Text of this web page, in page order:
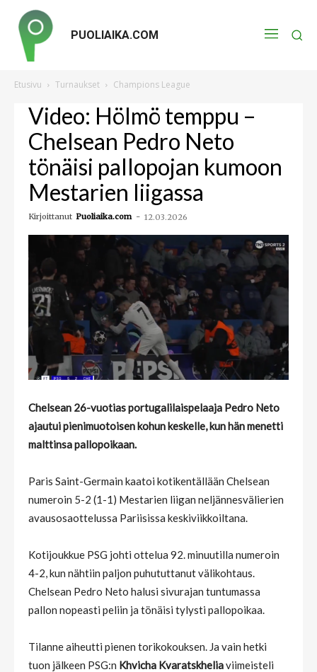
PUOLIAIKA.COM
Etusivu Turnaukset Champions League
Video: Hölmö temppu –
Chelsean Pedro Neto
tönäisi pallopojan kumoon
Mestarien liigassa
Kirjoittanut Puoliaika.com - 12.03.2026
Chelsean 26-vuotias portugalilaispelaaja Pedro Neto
ajautui pienimuotoisen kohun keskelle, kun hän menetti
malttinsa pallopoikaan.
Paris Saint-Germain kaatoi kotikentällään Chelsean
numeroin 5-2 (1-1) Mestarien liigan neljännesvälierien
avausosaottelussa Pariisissa keskiviikkoiltana.
Kotijoukkue PSG johti ottelua 92. minuutilla numeroin
4-2, kun nähtiin paljon puhututtanut välikohtaus.
Chelsean Pedro Neto halusi sivurajan tuntumassa
pallon nopeasti peliin ja tönäisi tylysti pallopoikaa.
Tilanne aiheutti pienen torikokouksen. Ja vain hetki
tuon jälkeen PSG:n Khvicha Kvaratskheliaviimeisteli